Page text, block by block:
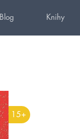
Blog Knihy
15+